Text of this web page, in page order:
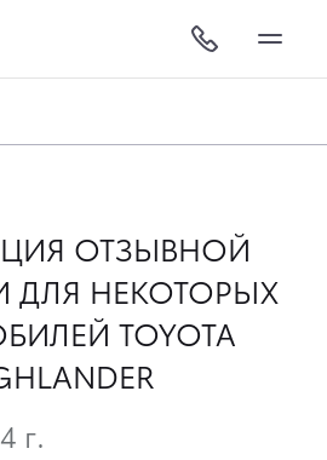
ОТЗЫВНОЙ
ДЛЯ НЕКОТОРЫХ
TOYOTA
г.